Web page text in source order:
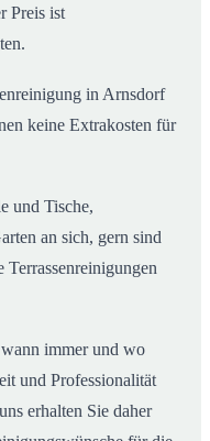
Preis ist
in Arnsdorf
keine Extrakosten für
und Tische,
an sich, gern sind
immer und wo
und Professionalität
erhalten Sie daher